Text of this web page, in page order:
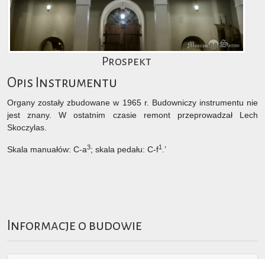
Prospekt
Opis Instrumentu
Organy zostały zbudowane w 1965 r. Budowniczy instrumentu nie
jest znany. W ostatnim czasie remont przeprowadzał Lech
Skoczylas.
Skala manuałów: C-a3; skala pedału: C-f1 .’
Informacje o budowie